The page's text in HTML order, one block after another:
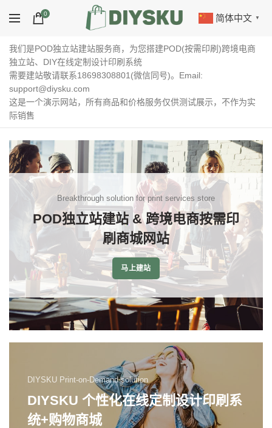
0 简体中文 ▼
我们是POD独立站建站服务商，为您搭建POD(按需印刷)跨境电商
独立站、DIY在线定制设计印刷系统
需要建站敬请联系18698308801(微信同号)。Email:
support@diysku.com
这是一个演示网站，所有商品和价格服务仅供测试展示，不作为实
际销售
Breakthrough solution for print services store
POD独立站建站 & 跨境电商按需印
刷商城网站
马上建站
DIYSKU Print-on-Demand solution
DIYSKU 个性化在线定制设计印刷系
统+购物商城